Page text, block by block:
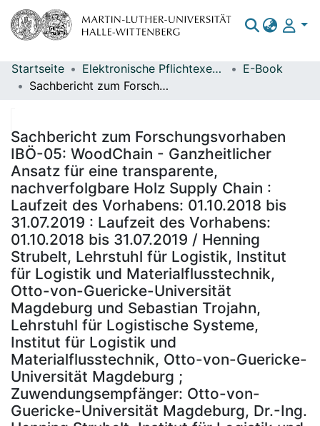
Bereiche & Sammlungen
Statistiken
Startseite Elektronische Pflichtexemplare
E-Book
Sachbericht zum Forschungsvorhaben IBÖ-05: WoodChain - Ganzheitlicher Ansatz für eine transparente, nachverfolgbare Holz Supply Chain : Laufzeit des Vorhabens: 01.10.2018 bis 31.07.2019 : Laufzeit des Vorhabens: 01.10.2018 bis 31.07.2019 / Henning Strubelt, Lehrstuhl für Logistik, Institut für Logistik und Materialflusstechnik, Otto-von-Guericke-Universität Magdeburg und Sebastian Trojahn, Lehrstuhl für Logistische Systeme, Institut für Logistik und Materialflusstechnik, Otto-von-Guericke-Universität Magdeburg ; Zuwendungsempfänger: Otto-von-Guericke-Universität Magdeburg, Dr.-Ing. Henning Strubelt, Institut für Logistik und Materialflusstechnik (ILM)
Sachbericht zum Forschungsvorhaben
IBÖ-05: WoodChain - Ganzheitlicher
Ansatz für eine transparente,
nachverfolgbare Holz Supply Chain :
Laufzeit des Vorhabens: 01.10.2018 bis
31.07.2019 : Laufzeit des Vorhabens:
01.10.2018 bis 31.07.2019 / Henning
Strubelt, Lehrstuhl für Logistik, Institut
für Logistik und Materialflusstechnik,
Otto-von-Guericke-Universität
Magdeburg und Sebastian Trojahn,
Lehrstuhl für Logistische Systeme,
Institut für Logistik und
Materialflusstechnik, Otto-von-Guericke-
Universität Magdeburg ;
Zuwendungsempfänger: Otto-von-
Guericke-Universität Magdeburg, Dr.-Ing.